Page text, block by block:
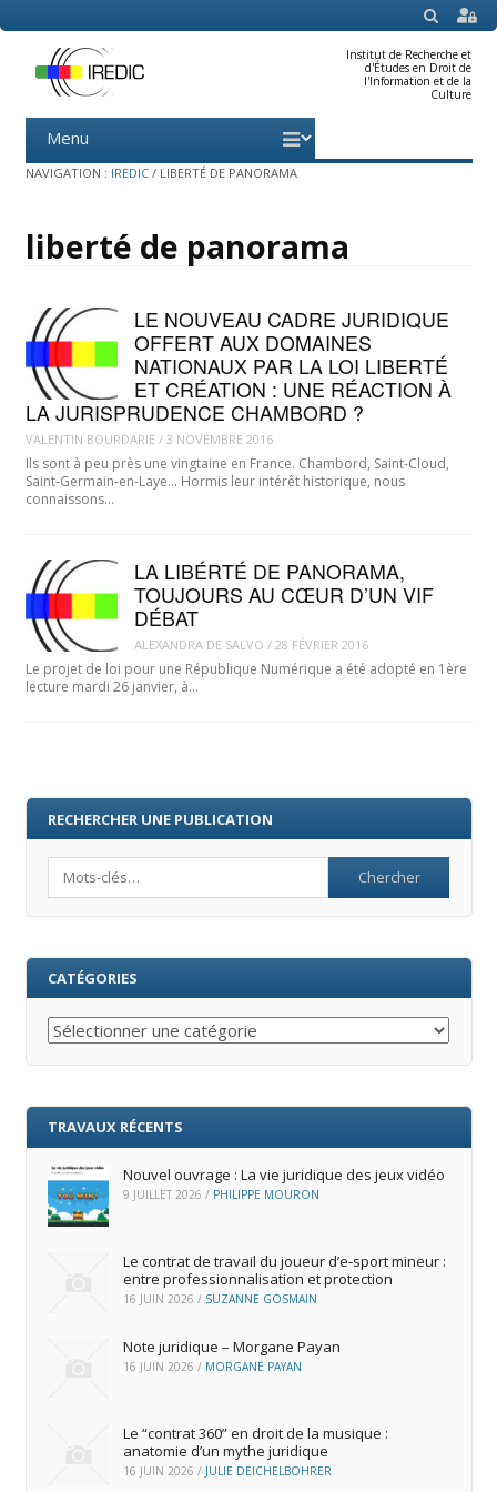
SEARCH
Institut de Recherche et
d'Études en Droit de
l'Information et de la
Culture
Menu
content
NAVIGATION : IREDIC / LIBERTÉ DE PANORAMA
liberté de panorama
LE NOUVEAU CADRE JURIDIQUE
OFFERT AUX DOMAINES
NATIONAUX PAR LA LOI LIBERTÉ
ET CRÉATION : UNE RÉACTION À
LA JURISPRUDENCE CHAMBORD ?
VALENTIN BOURDARIE / 3 NOVEMBRE 2016
Ils sont à peu près une vingtaine en France. Chambord, Saint-Cloud,
Saint-Germain-en-Laye… Hormis leur intérêt historique, nous
connaissons…
LA LIBÉRTÉ DE PANORAMA,
TOUJOURS AU CŒUR D’UN VIF
DÉBAT
ALEXANDRA DE SALVO / 28 FÉVRIER 2016
Le projet de loi pour une République Numérique a été adopté en 1ère
lecture mardi 26 janvier, à…
RECHERCHER UNE PUBLICATION
CATÉGORIES
Catégories
TRAVAUX RÉCENTS
Nouvel ouvrage : La vie juridique des jeux vidéo
9 JUILLET 2026 / PHILIPPE MOURON
Le contrat de travail du joueur d’e‑sport mineur :
entre professionnalisation et protection
16 JUIN 2026 / SUZANNE GOSMAIN
Note juridique – Morgane Payan
16 JUIN 2026 / MORGANE PAYAN
Le “contrat 360” en droit de la musique :
anatomie d’un mythe juridique
16 JUIN 2026 / JULIE DEICHELBOHRER